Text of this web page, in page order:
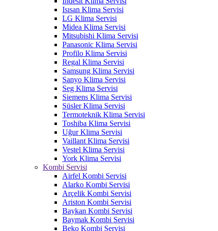
Isısan Klima Servisi
LG Klima Servisi
Midea Klima Servisi
Mitsubishi Klima Servisi
Panasonic Klima Servisi
Profilo Klima Servisi
Regal Klima Servisi
Samsung Klima Servisi
Sanyo Klima Servisi
Seg Klima Servisi
Siemens Klima Servisi
Süsler Klima Servisi
Termoteknik Klima Servisi
Toshiba Klima Servisi
Uğur Klima Servisi
Vaillant Klima Servisi
Vestel Klima Servisi
York Klima Servisi
Kombi Servisi
Airfel Kombi Servisi
Alarko Kombi Servisi
Arçelik Kombi Servisi
Ariston Kombi Servisi
Baykan Kombi Servisi
Baymak Kombi Servisi
Beko Kombi Servisi